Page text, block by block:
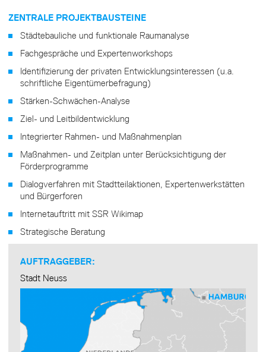
ZENTRALE PROJEKTBAUSTEINE
Städtebauliche und funktionale Raumanalyse
Fachgespräche und Expertenworkshops
Identifizierung der privaten Entwicklungsinteressen (u.a.
schriftliche Eigentümerbefragung)
Stärken-Schwächen-Analyse
Ziel- und Leitbildentwicklung
Integrierter Rahmen- und Maßnahmenplan
Maßnahmen- und Zeitplan unter Berücksichtigung der
Förderprogramme
Dialogverfahren mit Stadtteilaktionen, Expertenwerkstätten
und Bürgerforen
Internetauftritt mit SSR Wikimap
Strategische Beratung
AUFTRAGGEBER:
Stadt Neuss